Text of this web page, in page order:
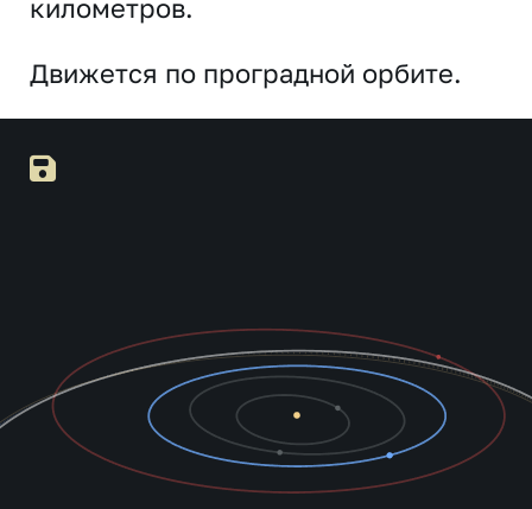
километров.
Движется по проградной орбите.